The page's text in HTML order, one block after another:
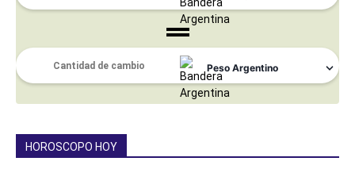
HOROSCOPO HOY